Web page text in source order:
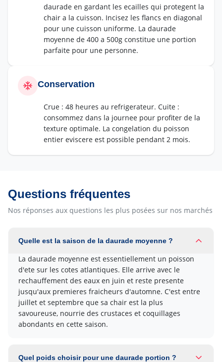
daurade en gardant les ecailles qui protegent la
chair a la cuisson. Incisez les flancs en diagonal
pour une cuisson uniforme. La daurade
moyenne de 400 a 500g constitue une portion
parfaite pour une personne.
Conservation
Crue : 48 heures au refrigerateur. Cuite :
consommez dans la journee pour profiter de la
texture optimale. La congelation du poisson
entier eviscere est possible pendant 2 mois.
Questions fréquentes
Nos réponses aux questions les plus posées sur nos marchés
Quelle est la saison de la daurade moyenne ?
La daurade moyenne est essentiellement un poisson
d'ete sur les cotes atlantiques. Elle arrive avec le
rechauffement des eaux en juin et reste presente
jusqu'aux premieres fraicheurs d'automne. C'est entre
juillet et septembre que sa chair est la plus
savoureuse, nourrie des crustaces et coquillages
abondants en cette saison.
Quel poids choisir pour une daurade portion ?